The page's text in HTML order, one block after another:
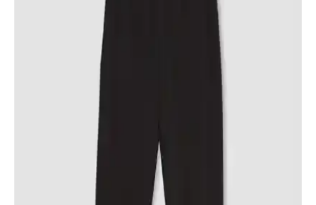
Asortix Kız Çocuk Kanvas Kumaş Uzun Montu
Rüzgar ve Su Geçirmez Özellikleriyle Şıklık ve
Fonksiyonellik Sunar
Asortix kız çocuk montu, kanvas kumaş, su ve rüzgar geçirmez
özellikleriyle dayanıklı ve şık. Çıkarılabilir kapüşon ve kürk
detaylarıyla farklı hava koşullarına uyum sağlar.
Cigit Çocuk Zıbın Takımları Karşılaştırması: Fitilli
ve Nakışlı Modellerin Özellikleri
Cigit'in fitilli ve nakışlı kız çocuk zıbın takımları detaylı
karşılaştırmasıyla, ürünlerin özellikleri ve kullanıcı yorumlarıyla en
uygun seçimi yapmanıza yardımcı oluyor.